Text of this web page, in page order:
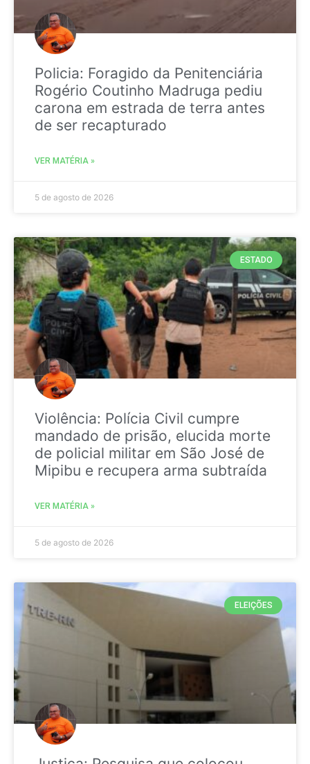
Policia: Foragido da Penitenciária
Rogério Coutinho Madruga pediu
carona em estrada de terra antes
de ser recapturado
VER MATÉRIA »
5 de agosto de 2026
ESTADO
Violência: Polícia Civil cumpre
mandado de prisão, elucida morte
de policial militar em São José de
Mipibu e recupera arma subtraída
VER MATÉRIA »
5 de agosto de 2026
ELEIÇÕES